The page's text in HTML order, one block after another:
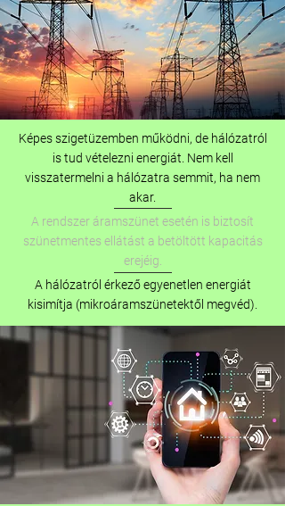
Képes szigetüzemben működni, de hálózatról
is tud vételezni energiát. Nem kell
visszatermelni a hálózatra semmit, ha nem
akar.
A rendszer áramszünet esetén is biztosít
szünetmentes ellátást a betöltött kapacitás
erejéig.
A hálózatról érkező egyenetlen energiát
kisimítja (mikroáramszünetektől megvéd).